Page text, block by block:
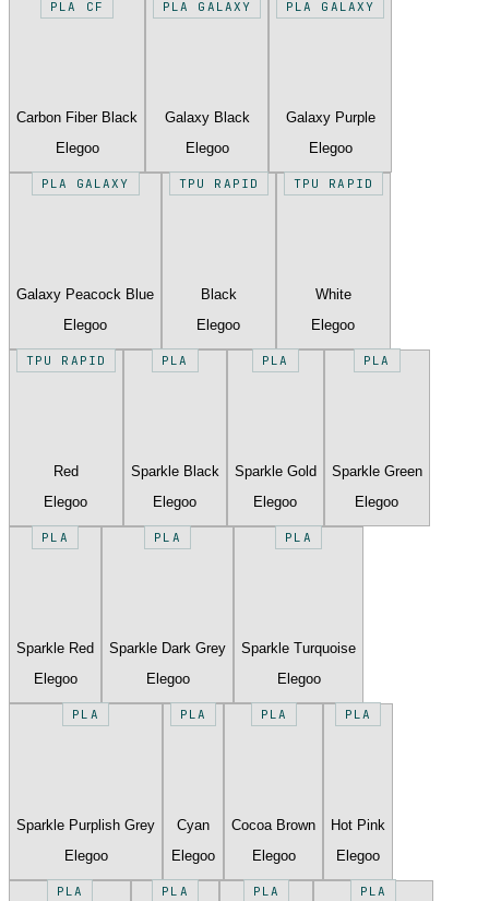
PLA CF
Carbon Fiber Black
Elegoo
PLA GALAXY
Galaxy Black
Elegoo
PLA GALAXY
Galaxy Purple
Elegoo
PLA GALAXY
Galaxy Peacock Blue
Elegoo
TPU RAPID
Black
Elegoo
TPU RAPID
White
Elegoo
TPU RAPID
Red
Elegoo
PLA
Sparkle Black
Elegoo
PLA
Sparkle Gold
Elegoo
PLA
Sparkle Green
Elegoo
PLA
Sparkle Red
Elegoo
PLA
Sparkle Dark Grey
Elegoo
PLA
Sparkle Turquoise
Elegoo
PLA
Sparkle Purplish Grey
Elegoo
PLA
Cyan
Elegoo
PLA
Cocoa Brown
Elegoo
PLA
Hot Pink
Elegoo
PLA PLA PLA PLA